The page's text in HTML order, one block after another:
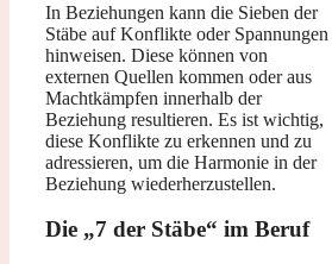
In Beziehungen kann die Sieben der
Stäbe auf Konflikte oder Spannungen
hinweisen. Diese können von
externen Quellen kommen oder aus
Machtkämpfen innerhalb der
Beziehung resultieren. Es ist wichtig,
diese Konflikte zu erkennen und zu
adressieren, um die Harmonie in der
Beziehung wiederherzustellen.
Die „7 der Stäbe“ im Beruf